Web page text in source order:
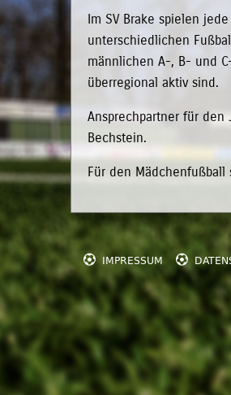
Im SV Brake spielen
unterschiedlichen
männlichen A-, B- und
überregional aktiv sind.
Ansprechpartner für den
Bechstein.
Für den Mädchenfußball
 IMPRESSUM 